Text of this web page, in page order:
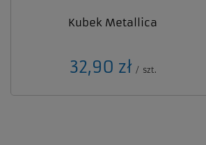
Kubek Metallica
32,90 zł / szt.